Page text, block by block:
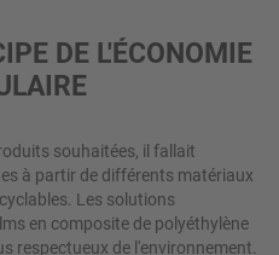
DE L'ÉCONOMIE
souhaitées, il fallait
à partir de différents matériaux
Les solutions
en composite de polyéthylène
respectueux de l'environnement.